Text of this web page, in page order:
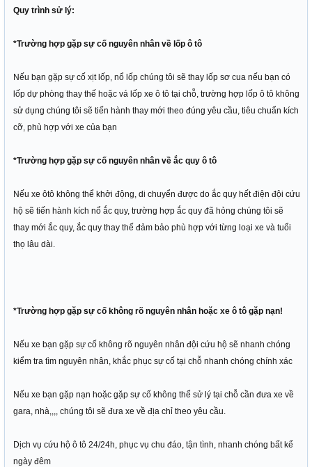
Quy trình sử lý:
*Trường hợp gặp sự cố nguyên nhân về lốp ô tô
Nếu bạn gặp sự cố xịt lốp, nổ lốp chúng tôi sẽ thay lốp sơ cua nếu bạn có
lốp dự phòng thay thế hoặc vá lốp xe ô tô tại chỗ, trường hợp lốp ô tô không
sử dụng chúng tôi sẽ tiến hành thay mới theo đúng yêu cầu, tiêu chuẩn kích
cỡ, phù hợp với xe của bạn
*Trường hợp gặp sự cố nguyên nhân về ắc quy ô tô
Nếu xe ôtô không thể khởi động, di chuyển được do ắc quy hết điện đội cứu
hộ sẽ tiến hành kích nổ ắc quy, trường hợp ắc quy đã hỏng chúng tôi sẽ
thay mới ắc quy, ắc quy thay thế đảm bảo phù hợp với từng loại xe và tuổi
thọ lâu dài.
*Trường hợp gặp sự cố không rõ nguyên nhân hoặc xe ô tô gặp nạn!
Nếu xe bạn gặp sự cố không rõ nguyên nhân đội cứu hộ sẽ nhanh chóng
kiểm tra tìm nguyên nhân, khắc phục sự cố tại chỗ nhanh chóng chính xác
Nếu xe bạn gặp nạn hoặc gặp sự cố không thể sử lý tại chỗ cần đưa xe về
gara, nhà,,,, chúng tôi sẽ đưa xe về địa chỉ theo yêu cầu.
Dịch vụ cứu hộ ô tô 24/24h, phục vụ chu đáo, tận tình, nhanh chóng bất kể
ngày đêm